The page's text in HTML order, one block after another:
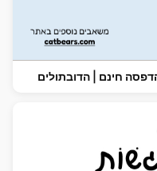
חינם | הדובתולים